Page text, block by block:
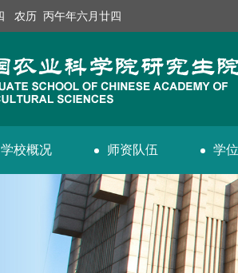
农历 丙午年六月廿四
学校概况 师资队伍 学